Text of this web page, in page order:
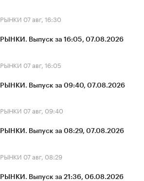
РЫНКИ 07 авг, 16:30
РЫНКИ. Выпуск за 16:05, 07.08.2026
РЫНКИ 07 авг, 16:05
РЫНКИ. Выпуск за 09:40, 07.08.2026
РЫНКИ 07 авг, 09:40
РЫНКИ. Выпуск за 08:29, 07.08.2026
РЫНКИ 07 авг, 08:29
РЫНКИ. Выпуск за 21:36, 06.08.2026